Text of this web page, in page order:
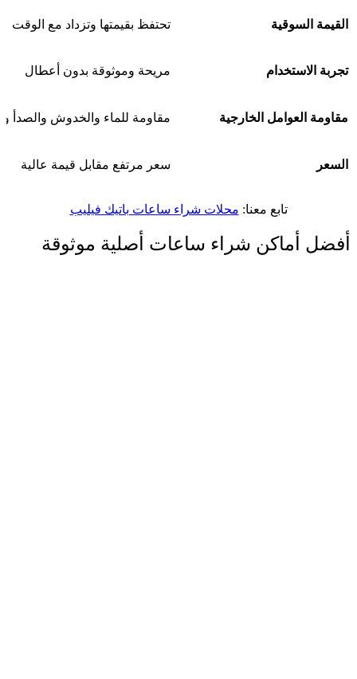
القيمة السوقية تحتفظ بقيمتها وتزداد مع الوقت
تجربة الاستخدام مريحة وموثوقة بدون أعطال
مقاومة العوامل الخارجية مقاومة للماء والخدوش والصدأ
السعر سعر مرتفع مقابل قيمة عالية
تابع معنا: محلات شراء ساعات باتيك فيليب
أفضل أماكن شراء ساعات أصلية موثوقة